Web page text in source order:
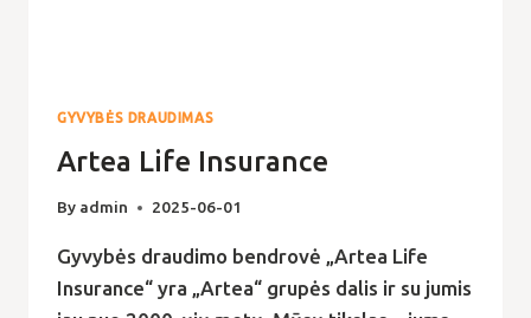
GYVYBĖS DRAUDIMAS
Artea Life Insurance
By admin 2025-06-01
Gyvybės draudimo bendrovė „Artea Life
Insurance“ yra „Artea“ grupės dalis ir su jumis